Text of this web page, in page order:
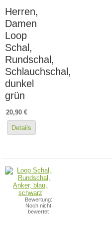
Herren,
Damen
Loop
Schal,
Rundschal,
Schlauchschal,
dunkel
grün
20,90 €
Details
Bewertung:
Noch nicht
bewertet